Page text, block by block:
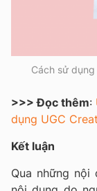
Cách sử
>>> Đọc thêm:
dụng UGC
Kết luận
Qua những